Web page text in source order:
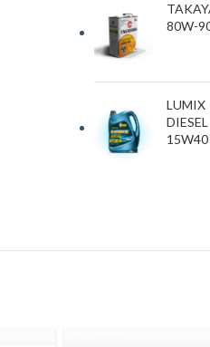
80W-
LUMIX
DIESEL
15W40